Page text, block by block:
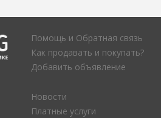
Помощь и Обратная связь
Как продавать и покупать?
Добавить объявление
Новости
Платные услуги